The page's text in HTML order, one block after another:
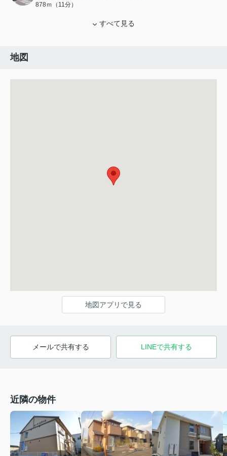
878ｍ（11分）
すべて見る
地図
地図アプリで見る
メールで共有する LINEで共有する
近隣の物件